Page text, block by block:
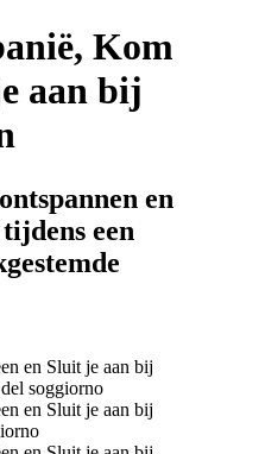
Kom
aan bij
en
een